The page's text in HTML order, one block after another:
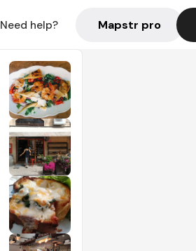
Need help? Mapstr pro